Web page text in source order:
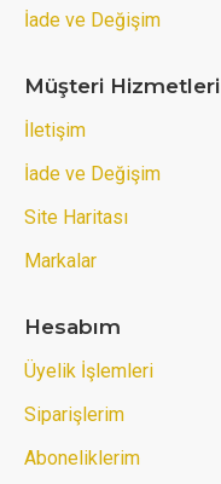
İade ve Değişim
Müşteri Hizmetleri
İletişim
İade ve Değişim
Site Haritası
Markalar
Hesabım
Üyelik İşlemleri
Siparişlerim
Aboneliklerim